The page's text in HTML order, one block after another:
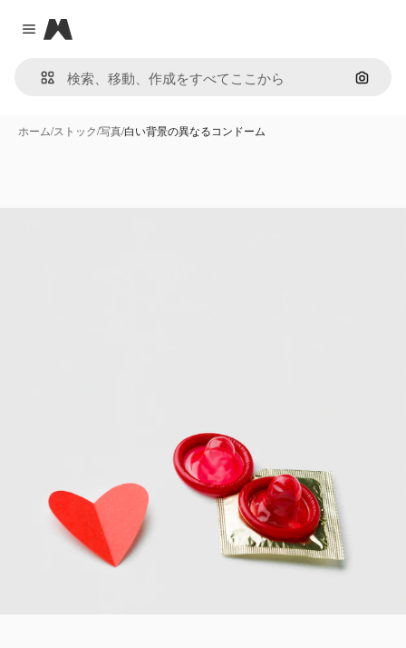
Close menu
Magnific
画像で
ホーム/ストック/写真/白い背景の異なるコンドーム